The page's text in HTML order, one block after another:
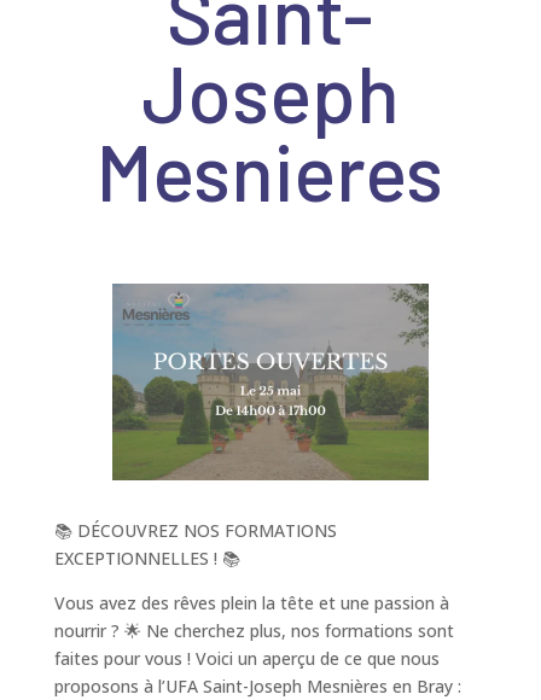
Joseph
Mesnieres
📚 DÉCOUVREZ NOS FORMATIONS
EXCEPTIONNELLES ! 📚
Vous avez des rêves plein la tête et une passion à
nourrir ? 🌟 Ne cherchez plus, nos formations sont
faites pour vous ! Voici un aperçu de ce que nous
proposons à l’UFA Saint-Joseph Mesnières en Bray :